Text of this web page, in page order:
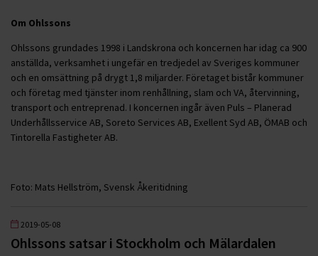
Om Ohlssons
Ohlssons grundades 1998 i Landskrona och koncernen har idag ca 900
anställda, verksamhet i ungefär en tredjedel av Sveriges kommuner
och en omsättning på drygt 1,8 miljarder. Företaget bistår kommuner
och företag med tjänster inom renhållning, slam och VA, återvinning,
transport och entreprenad. I koncernen ingår även Puls – Planerad
Underhållsservice AB, Soreto Services AB, Exellent Syd AB, ÖMAB och
Tintorella Fastigheter AB.
Foto: Mats Hellström, Svensk Åkeritidning
2019-05-08
Ohlssons satsar i Stockholm och Mälardalen